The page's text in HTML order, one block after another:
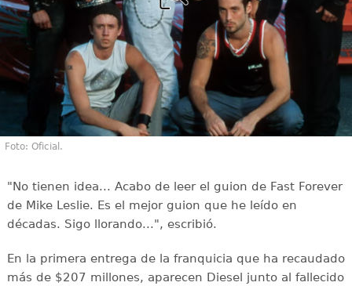
Foto: Oficial.
"No tienen idea... Acabo de leer el guion de Fast Forever
de Mike Leslie. Es el mejor guion que he leído en
décadas. Sigo llorando...", escribió.
En la primera entrega de la franquicia que ha recaudado
más de $207 millones, aparecen Diesel junto al fallecido